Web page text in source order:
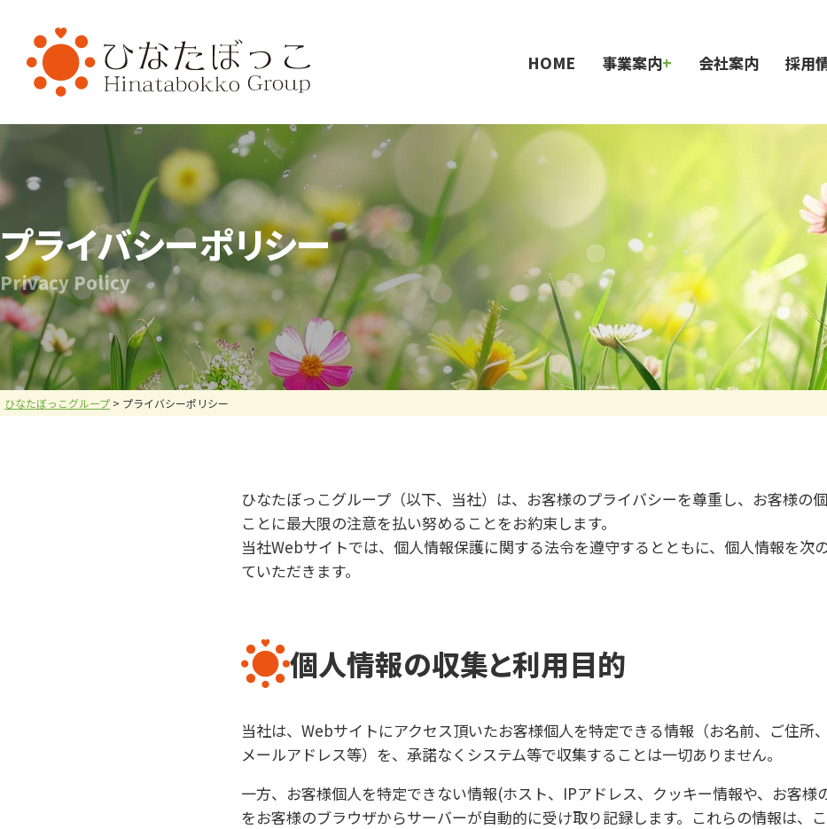
HOME 事業案内 会社案内 採用
ひなたぼっこ(借宿
町)
ひなたぼっこ(中川
ひなた庵(⼩俣町)
さんぽ道(⼭下町)
ひなたの広場(五⼗
部町)
ひなた⽇和(本城)
ハレノヒ(中川町)
あしかが⻄の杜(⼭
下町)
おひさま
お問い合わせ
お知らせ お問い合わせ プライバシーポリシー
介護に関するご相談 080-4760-7823
9:00～17:00 (土日・祝日を除く)
メールフォーム
プライバシーポリシー
Privacy Policy
ひなたぼっこグループ > プライバシーポリシー
ひなたぼっこグループ（以下、当社）は、お客様のプライバシーを尊重し、お客様の
ことに最大限の注意を払い努めることをお約束します。
当社Webサイトでは、個人情報保護に関する法令を遵守するとともに、個人情報を次
ていただきます。
個人情報の収集と利用目的
当社は、Webサイトにアクセス頂いたお客様個人を特定できる情報（お名前、ご住所
メールアドレス等）を、承諾なくシステム等で収集することは一切ありません。
一方、お客様個人を特定できない情報(ホスト、IPアドレス、クッキー情報や、お客様
をお客様のブラウザからサーバーが自動的に受け取り記録します。これらの情報は、